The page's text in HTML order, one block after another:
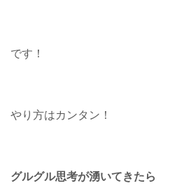
です！
やり方はカンタン！
グルグル思考が湧いてきたら